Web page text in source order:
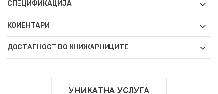
СПЕЦИФИКАЦИЈА
КОМЕНТАРИ
ДОСТАПНОСТ ВО КНИЖАРНИЦИТЕ
УНИКАТНА УСЛУГА